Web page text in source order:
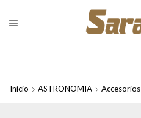
Inicio ASTRONOMIA Accesorios